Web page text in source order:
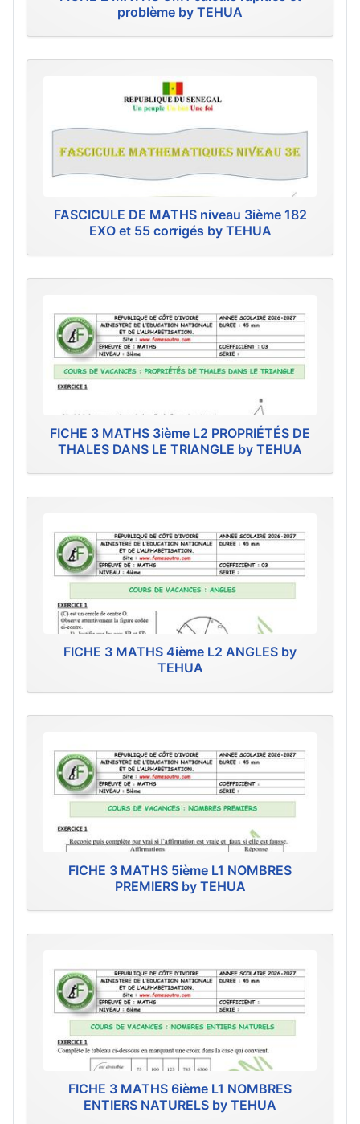
problème by TEHUA
FASCICULE DE MATHS niveau 3ième 182
EXO et 55 corrigés by TEHUA
FICHE 3 MATHS 3ième L2 PROPRIÉTÉS DE
THALES DANS LE TRIANGLE by TEHUA
FICHE 3 MATHS 4ième L2 ANGLES by
TEHUA
FICHE 3 MATHS 5ième L1 NOMBRES
PREMIERS by TEHUA
FICHE 3 MATHS 6ième L1 NOMBRES
ENTIERS NATURELS by TEHUA